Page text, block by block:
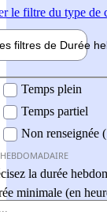
le filtre du type de
filtres de Durée
Temps plein
Temps partiel
Non renseignée
la durée
minimale (en